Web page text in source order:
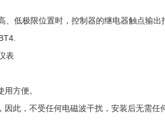
低极限位置时，控制器的继电器触点输出
表
方便。
，不受任何电磁波干扰，安装后无需任